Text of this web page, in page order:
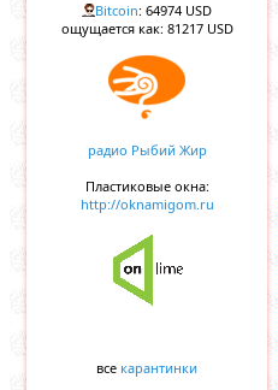
Bitcoin: 64974 USD
ощущается как: 81217 USD
радио Рыбий Жир
Пластиковые окна:
http://oknamigom.ru
все карантинки